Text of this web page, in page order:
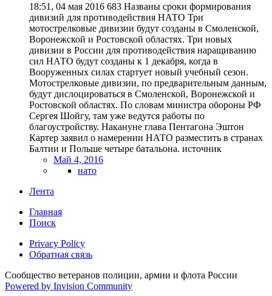
18:51, 04 мая 2016 683 Названы сроки формирования
дивизий для противодействия НАТО Три
мотострелковые дивизии будут созданы в Смоленской,
Воронежской и Ростовской областях. Три новых
дивизии в России для противодействия наращиванию
сил НАТО будут созданы к 1 декабря, когда в
Вооруженных силах стартует новый учебный сезон.
Мотострелковые дивизии, по предварительным данным,
будут дислоцироваться в Смоленской, Воронежской и
Ростовской областях. По словам министра обороны РФ
Сергея Шойгу, там уже ведутся работы по
благоустройству. Накануне глава Пентагона Эштон
Картер заявил о намерении НАТО разместить в странах
Балтии и Польше четыре батальона. источник
Май 4, 2016
нато
Лента
Главная
Поиск
Privacy Policy
Обратная связь
Сообщество ветеранов полиции, армии и флота России
Powered by Invision Community